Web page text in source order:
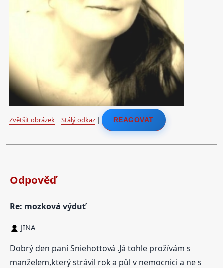
Zvětšit obrázek| Stálý odkaz| REAGOVAT
Odpověď
Re: mozková výduť
JINA
Dobrý den paní Sniehottová .Já tohle prožívám s
manželem,který strávil rok a půl v nemocnici a ne s